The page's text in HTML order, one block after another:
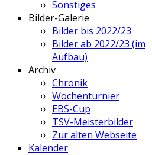
Sonstiges
Bilder-Galerie
Bilder bis 2022/23
Bilder ab 2022/23 (im
Aufbau)
Archiv
Chronik
Wochenturnier
EBS-Cup
TSV-Meisterbilder
Zur alten Webseite
Kalender